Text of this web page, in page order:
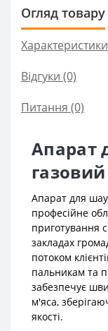
Огляд товару
Характеристики
Відгуки (0)
Питання (0)
Апарат
Апарат для
професійне
приготування
закладах
потоком
пальникам та
забезпечує
м'яса,
якості.